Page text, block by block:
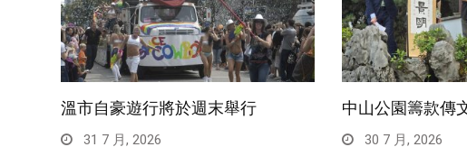
溫市自豪遊行將於週末舉行
31 7 月, 2026
中山公園籌款傳
30 7 月, 2026